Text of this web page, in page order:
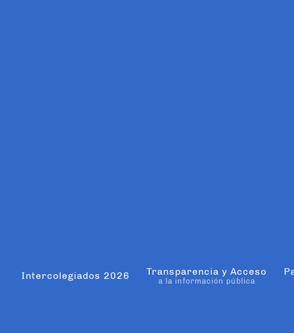
Intercolegiados 2026 Transparencia y Acceso
a la información pública